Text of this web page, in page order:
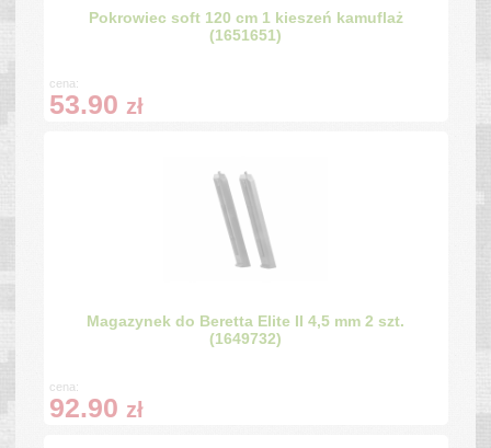
Pokrowiec soft 120 cm 1 kieszeń kamuflaż
(1651651)
cena:
53.90 zł
Magazynek do Beretta Elite II 4,5 mm 2 szt.
(1649732)
cena:
92.90 zł